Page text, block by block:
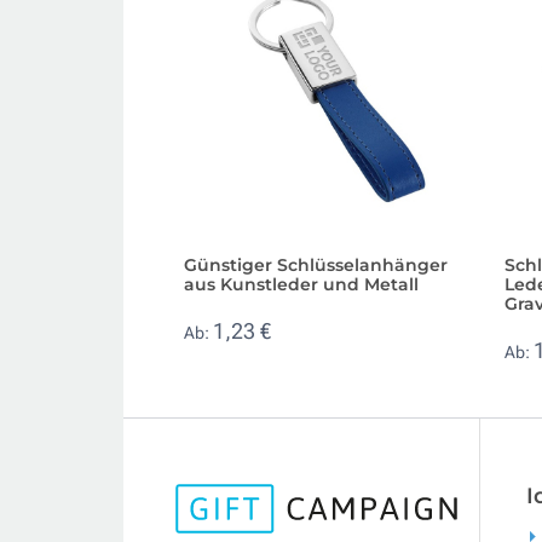
Günstiger Schlüsselanhänger
aus Kunstleder und Metall
Ab: 1,23 €
Ab: